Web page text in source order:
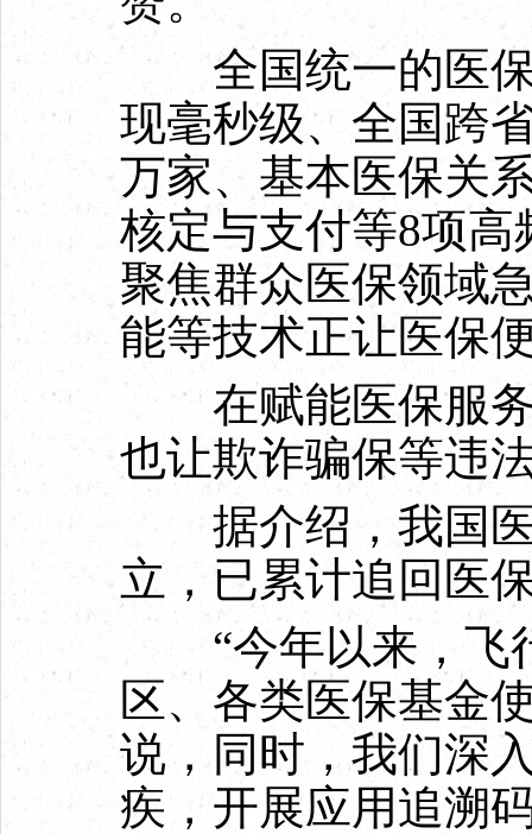
全国统一的医保
现毫秒级、全国跨
万家、基本医保关
核定与支付等8项
聚焦群众医保领域
能等技术正让医保
在赋能医保服务
也让欺诈骗保等违
据介绍，我国医
立，已累计追回医
“今年以来，飞
区、各类医保基金
说，同时，我们深
疾，开展应用追溯